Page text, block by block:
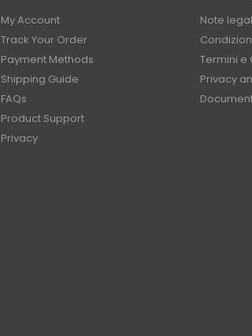
My Account
Track Your Order
Payment Methods
Shipping Guide
FAQs
Product Support
Privacy
Note
Termini e
Privacy